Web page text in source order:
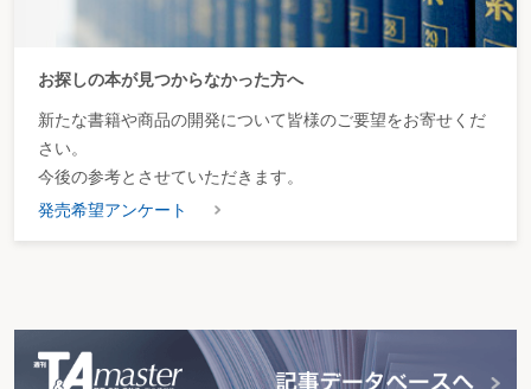
お探しの本が見つからなかった方へ
新たな書籍や商品の開発について皆様のご要望をお寄せくだ
さい。
今後の参考とさせていただきます。
発売希望アンケート